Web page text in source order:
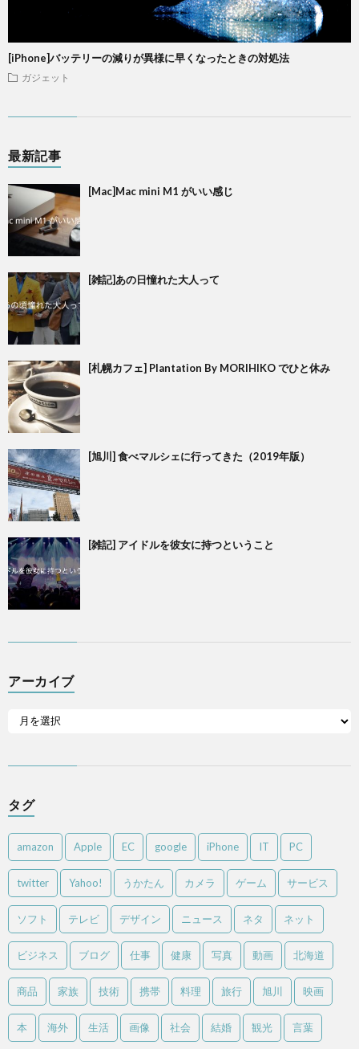
[iPhone]バッテリーの減りが異様に早くなったときの対処法
ガジェット
最新記事
[Mac]Mac mini M1 がいい感じ
[雑記]あの日憧れた大人って
[札幌カフェ] Plantation By MORIHIKO でひと休み
[旭川] 食べマルシェに行ってきた（2019年版）
[雑記] アイドルを彼女に持つということ
アーカイブ
タグ
amazon Apple EC google iPhone IT PC
twitter Yahoo! うかたん カメラ ゲーム サービス
ソフト テレビ デザイン ニュース ネタ ネット
ビジネス ブログ 仕事 健康 写真 動画 北海道
商品 家族 技術 携帯 料理 旅行 旭川 映画
本 海外 生活 画像 社会 結婚 観光 言葉